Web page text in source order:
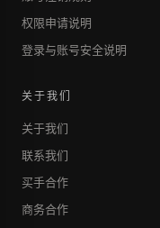
权限申请说明
登录与账号安全说明
关于我们
关于我们
联系我们
买手合作
商务合作